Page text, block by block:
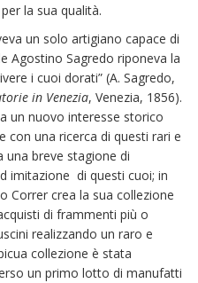
la sua qualità.
un solo artigiano capace di
Agostino Sagredo riponeva la
i cuoi dorati” (A. Sagredo,
in Venezia, Venezia, 1856).
un nuovo interesse storico
con una ricerca di questi rari e
breve stagione di
imitazione di questi cuoi; in
Correr crea la sua collezione
di frammenti più o
realizzando un raro e
collezione è stata
un primo lotto di manufatti